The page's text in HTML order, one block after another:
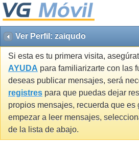
Ver Perfil: zaiqudo
Si esta es tu primera visita,
AYUDA para familiarizarte con las
deseas publicar mensajes, será
registres para que puedas dejar
propios mensajes, recuerda que es
empezar a leer mensajes,
de la lista de abajo.